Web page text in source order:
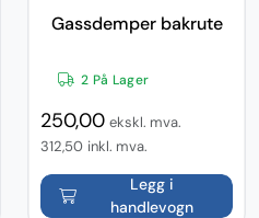
Gassdemper bakrute
2 På Lager
250,00 ekskl. mva.
312,50 inkl. mva.
Legg i
handlevogn